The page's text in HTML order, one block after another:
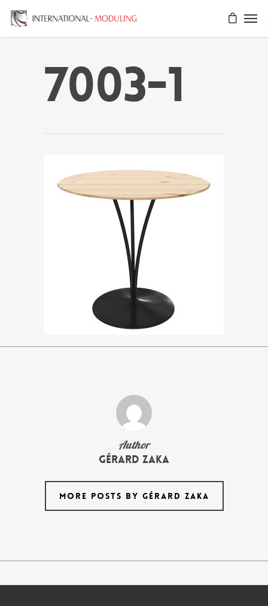
7003-1
Author
Gérard Zaka
MORE POSTS BY GÉRARD ZAKA